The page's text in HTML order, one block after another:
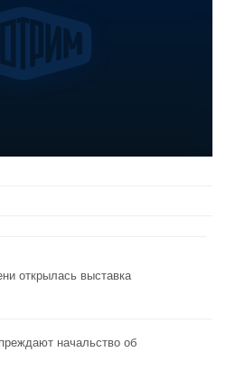
открылась выставка
начальство об